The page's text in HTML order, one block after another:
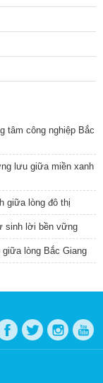
tâm công nghiệp Bắc
lưu giữa miền xanh
giữa lòng đô thị
sinh lời bền vững
lòng Bắc Giang